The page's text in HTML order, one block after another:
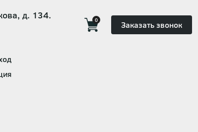
д. 134. 0 Заказать звонок